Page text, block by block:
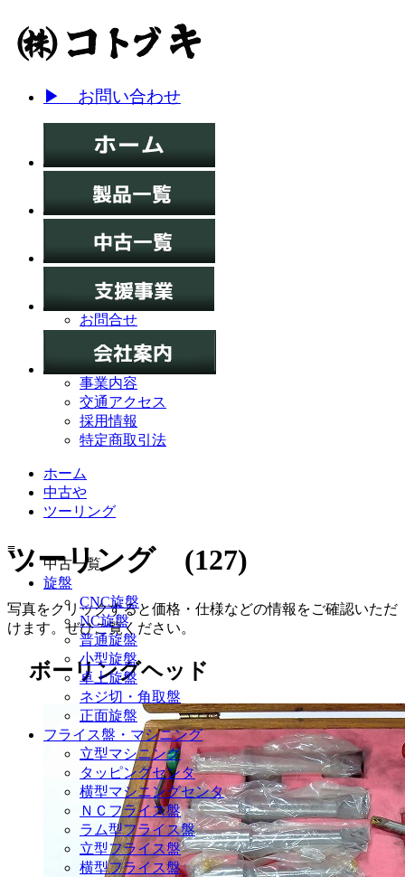
▶ お問い合わせ
お問合せ
事業内容
交通アクセス
採用情報
特定商取引法
ホーム
中古や
ツーリング
≡
中古一覧
旋盤
CNC旋盤
NC旋盤
普通旋盤
小型旋盤
卓上旋盤
ネジ切・角取盤
正面旋盤
フライス盤・マシニング
立型マシニング
タッピングセンタ
横型マシニングセンタ
ＮＣフライス盤
ラム型フライス盤
立型フライス盤
横型フライス盤
ツーリング (127)
写真をクリックすると価格・仕様などの情報をご確認いただ
けます。ぜひご覧ください。
ボーリングヘッド